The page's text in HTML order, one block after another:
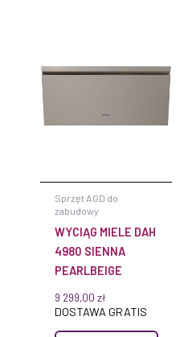
Sprzęt AGD do
zabudowy
WYCIĄG MIELE DAH
4980 SIENNA
PEARLBEIGE
9 299,00 zł
DOSTAWA GRATIS